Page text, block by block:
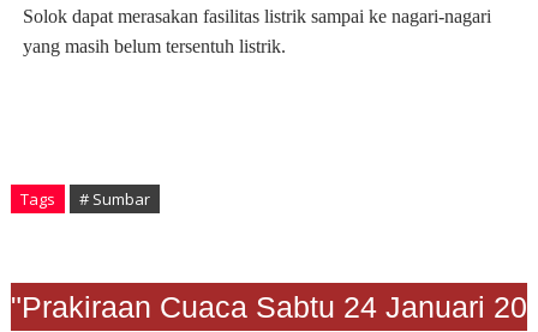
Solok dapat merasakan fasilitas listrik sampai ke nagari-nagari
yang masih belum tersentuh listrik.
Tags # Sumbar
Cuaca Sabtu 24 Januari